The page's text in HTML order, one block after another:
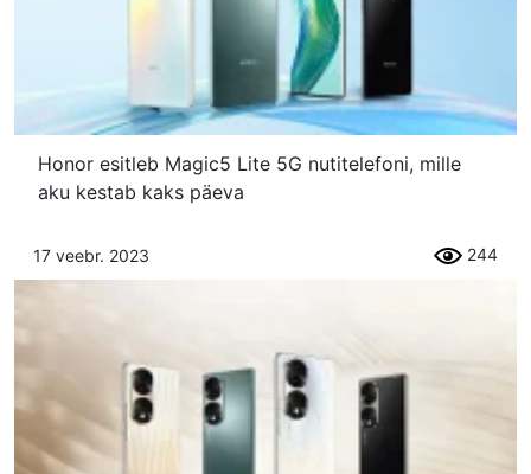
Honor esitleb Magic5 Lite 5G nutitelefoni, mille
aku kestab kaks päeva
17 veebr. 2023 244